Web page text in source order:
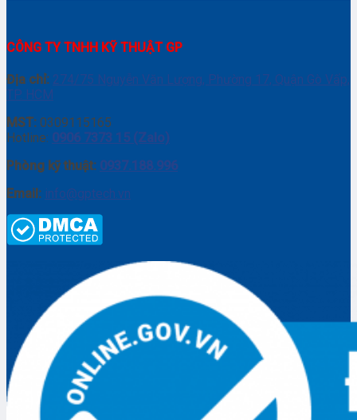
CÔNG TY TNHH KỸ THUẬT GP
Địa chỉ: 274/75 Nguyễn Văn Lượng, Phường 17, Quận Gò Vấp,
TP. HCM
MST: 0309115165
Hotline: 0906 7373 15 (Zalo)
Phòng kỹ thuật: 0937.188.996
Email: info@gptech.vn